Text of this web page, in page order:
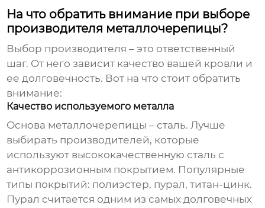
На что обратить внимание при выборе
производителя металлочерепицы?
Выбор производителя – это ответственный
шаг. От него зависит качество вашей кровли и
ее долговечность. Вот на что стоит обратить
внимание:
Качество используемого металла
Основа металлочерепицы – сталь. Лучше
выбирать производителей, которые
используют высококачественную сталь с
антикоррозионным покрытием. Популярные
типы покрытий: полиэстер, пурал, титан-цинк.
Пурал считается одним из самых долговечных